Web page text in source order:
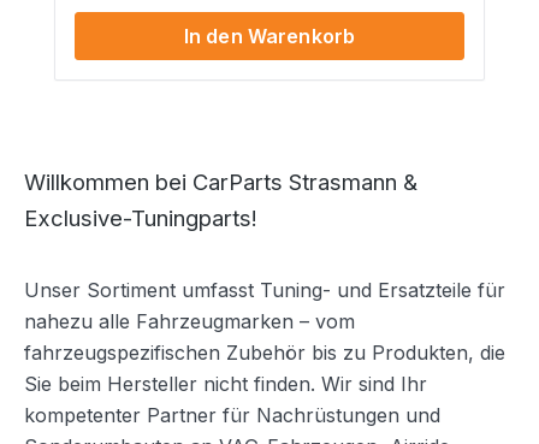
ist. Sprechen Sie dies bitte im Vorfeld mit
Ihrer Prüfstation ab! Gefahrenhinweise:
Nicht geeignet für Kinder unter 14 Jahren.
In den Warenkorb
Willkommen bei CarParts Strasmann &
Exclusive-Tuningparts!
Unser Sortiment umfasst Tuning- und Ersatzteile für
nahezu alle Fahrzeugmarken – vom
fahrzeugspezifischen Zubehör bis zu Produkten, die
Sie beim Hersteller nicht finden. Wir sind Ihr
kompetenter Partner für Nachrüstungen und